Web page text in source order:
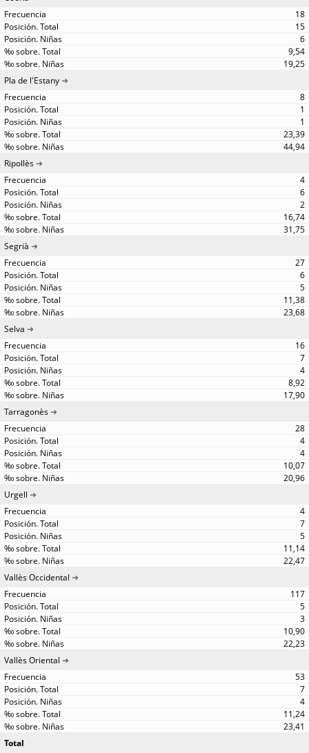
18
15
6
9,54
19,25
Pla de l'Estany
8
1
1
23,39
44,94
Ripollès
4
6
2
16,74
31,75
Segrià
27
6
5
11,38
23,68
Selva
16
7
4
8,92
17,90
Tarragonès
28
4
4
10,07
20,96
Urgell
4
7
5
11,14
22,47
Vallès Occidental
117
5
3
10,90
22,23
Vallès Oriental
53
7
4
11,24
23,41
Total